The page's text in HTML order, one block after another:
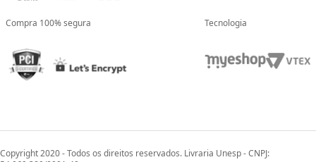
Compra 100% segura Tecnologia
Copyright 2020 - Todos os direitos reservados. Livraria Unesp - CNPJ: